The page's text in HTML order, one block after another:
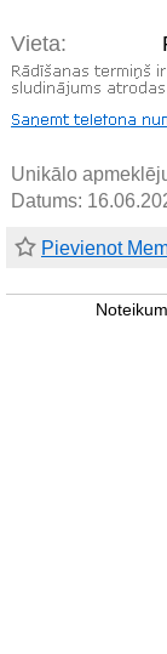
Vieta:
Unikālo
Datums:
Pievienot